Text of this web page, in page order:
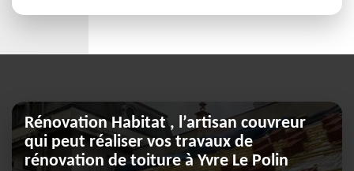
Rénovation Habitat , l’artisan couvreur
qui peut réaliser vos travaux de
rénovation de toiture à Yvre Le Polin